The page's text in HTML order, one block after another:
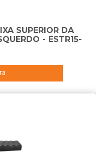
SUPERIOR DA
- ESTR15-